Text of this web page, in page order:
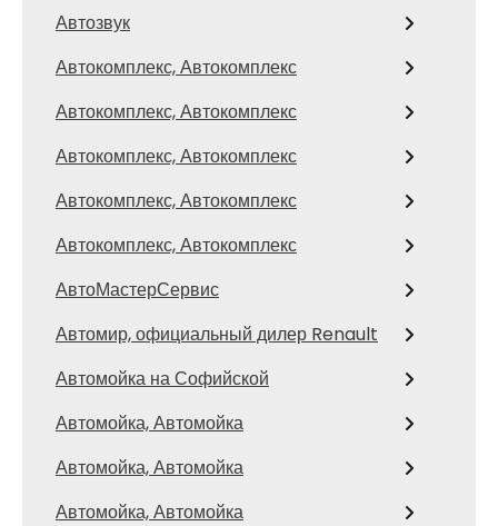
Автозвук
Автокомплекс, Автокомплекс
Автокомплекс, Автокомплекс
Автокомплекс, Автокомплекс
Автокомплекс, Автокомплекс
Автокомплекс, Автокомплекс
АвтоМастерСервис
Автомир, официальный дилер Renault
Автомойка на Софийской
Автомойка, Автомойка
Автомойка, Автомойка
Автомойка, Автомойка